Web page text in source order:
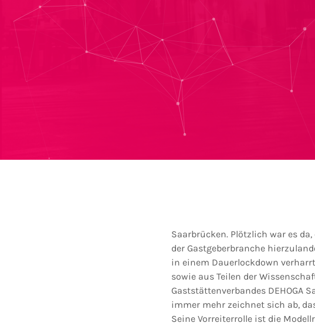
Saarbrücken. Plötzlich war es
der Gastgeberbranche
in einem Dauerlockdown
sowie aus Teilen der
Gaststättenverbandes DEHOGA
immer mehr zeichnet sich ab,
Seine Vorreiterrolle ist die